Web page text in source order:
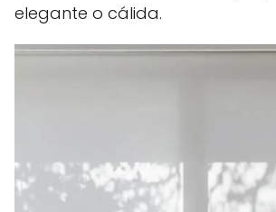
elegante o cálida.